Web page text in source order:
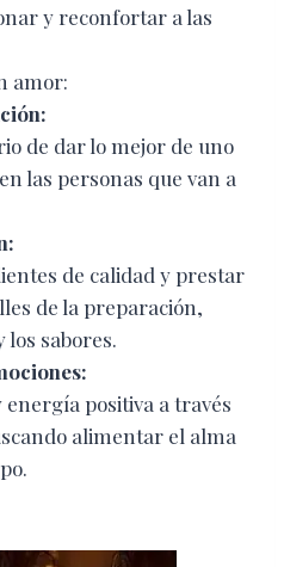
y reconfortar a las
amor:
de dar lo mejor de uno
las personas que van a
de calidad y prestar
de la preparación,
los sabores.
positiva a través
alimentar el alma